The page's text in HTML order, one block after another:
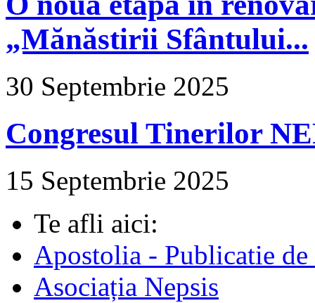
„Mănăstirii Sfântului...
30 Septembrie 2025
Congresul Tinerilor
15 Septembrie 2025
Te afli aici:
Apostolia - Publicatie
Asociația Nepsis